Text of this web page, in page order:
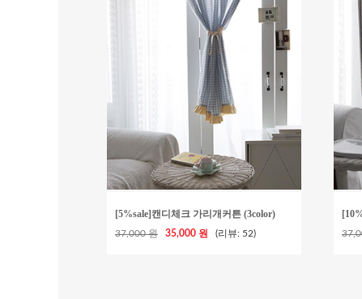
[5%sale]캔디체크 가리개커튼 (3color)
37,000 원 35,000 원 (리뷰: 52)